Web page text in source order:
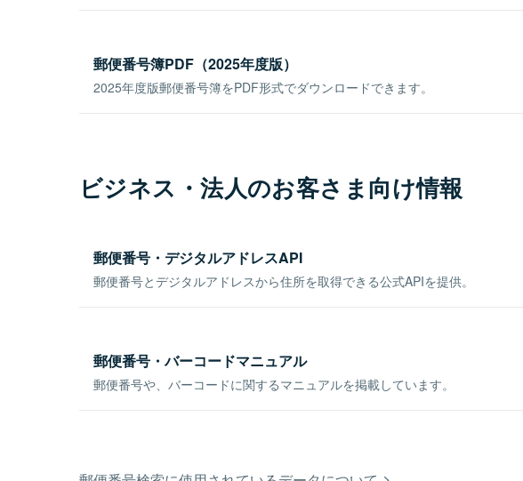
郵便番号簿PDF（2025年度版）
2025年度版郵便番号簿をPDF形式でダウンロードできます。
ビジネス・法人のお客さま向け情報
郵便番号・デジタルアドレスAPI
郵便番号とデジタルアドレスから住所を取得できる公式APIを提供。
郵便番号・バーコードマニュアル
郵便番号や、バーコードに関するマニュアルを掲載しています。